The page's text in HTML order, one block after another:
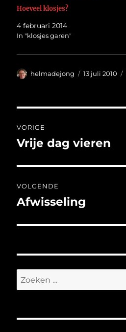
Hoeveel klosjes?
4 februari 2014
In "klosjes garen"
Auteur
helmadejong
Geplaatst
13 juli 2010
navigatie
VORIGE
Vorig
Vrije dag vieren
VOLGENDE
Volgend
Afwisseling
Zoeken
naar: